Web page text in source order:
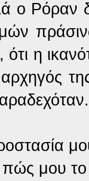
Ρόραν
η
μου